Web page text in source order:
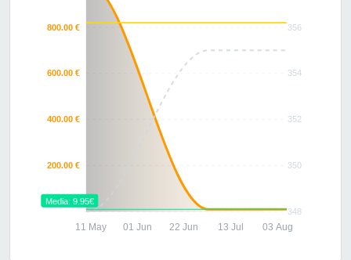
356
354
352
350
348
800.00 €
600.00 €
400.00 €
200.00 €
11 May 01 Jun 22 Jun 13 Jul 03 Aug
Media: 9.95€